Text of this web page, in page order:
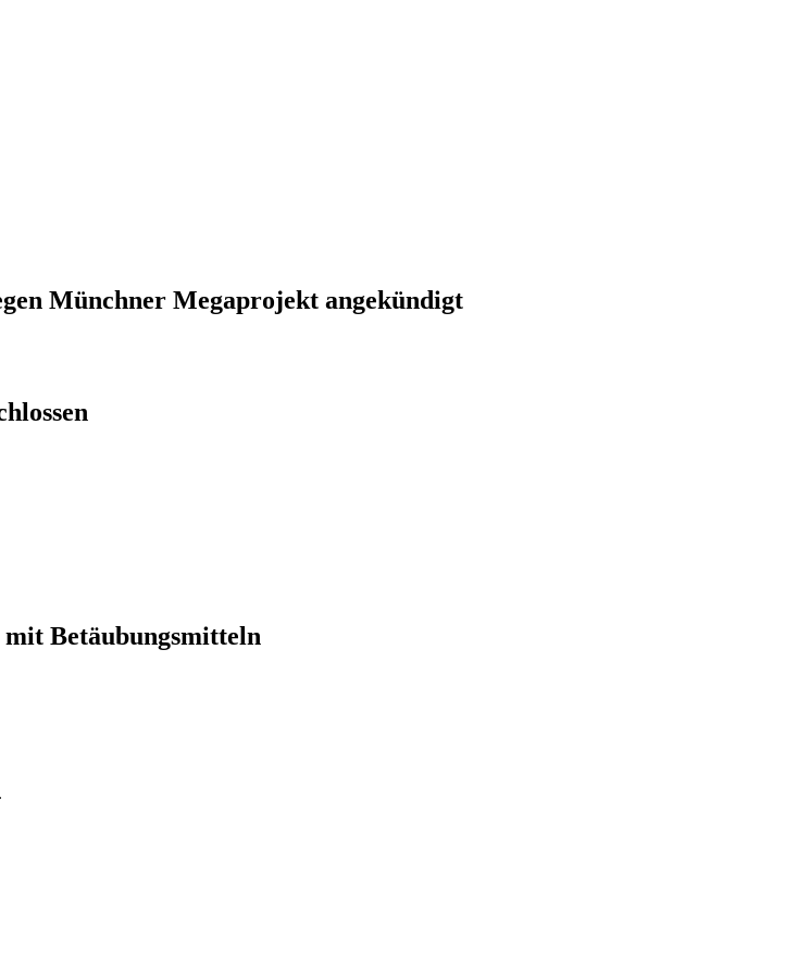
Münchner Megaprojekt angekündigt
Betäubungsmitteln